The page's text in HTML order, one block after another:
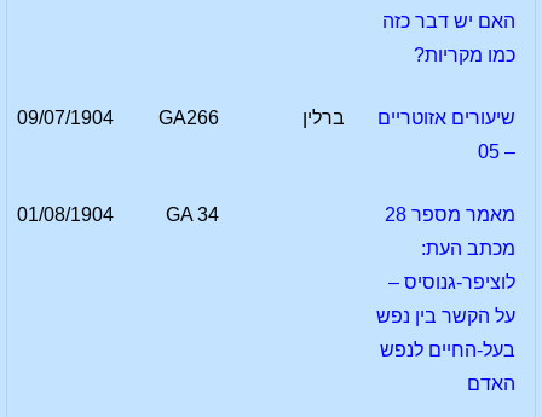
האם יש דבר כזה
כמו מקריות?
שיעורים אזוטריים
– 05
ברלין GA266
09/07/1904
מאמר מספר 28
מכתב העת:
לוציפר-גנוסיס –
על הקשר בין נפש
בעל-החיים לנפש
האדם
GA 34
01/08/1904